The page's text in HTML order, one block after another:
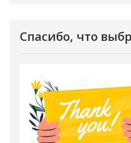
Спасибо, что